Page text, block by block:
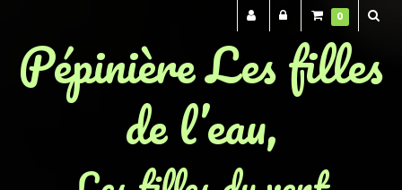
Pépinière Les filles
de l’eau,
0